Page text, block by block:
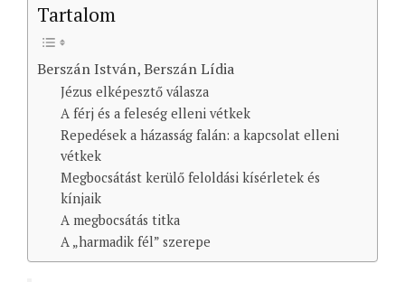
Tartalom
Berszán István, Berszán Lídia
Jézus elképesztő válasza
A férj és a feleség elleni vétkek
Repedések a házasság falán: a kapcsolat elleni
vétkek
Megbocsátást kerülő feloldási kísérletek és
kínjaik
A megbocsátás titka
A „harmadik fél” szerepe